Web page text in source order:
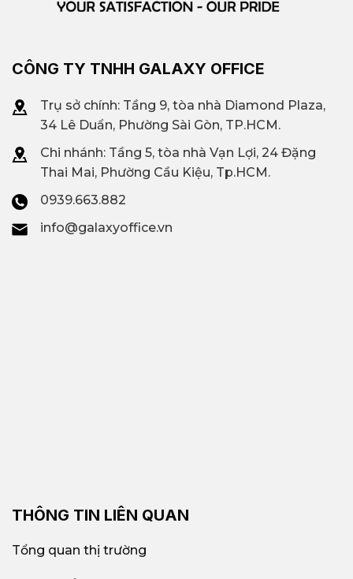
CÔNG TY TNHH GALAXY OFFICE
Trụ sở chính: Tầng 9, tòa nhà Diamond Plaza,
34 Lê Duẩn, Phường Sài Gòn, TP.HCM.
Chi nhánh: Tầng 5, tòa nhà Vạn Lợi, 24 Đặng
Thai Mai, Phường Cầu Kiệu, Tp.HCM.
0939.663.882
info@galaxyoffice.vn
THÔNG TIN LIÊN QUAN
Tổng quan thị trường